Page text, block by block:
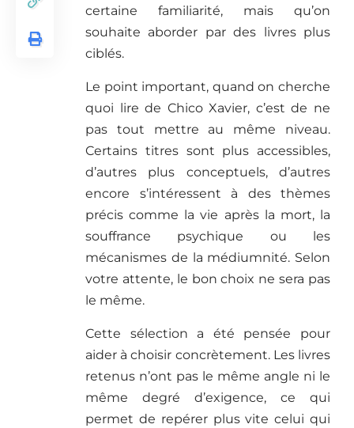
certaine familiarité, mais qu’on
souhaite aborder par des livres plus
ciblés.
Le point important, quand on cherche
quoi lire de Chico Xavier, c’est de ne
pas tout mettre au même niveau.
Certains titres sont plus accessibles,
d’autres plus conceptuels, d’autres
encore s’intéressent à des thèmes
précis comme la vie après la mort, la
souffrance psychique ou les
mécanismes de la médiumnité. Selon
votre attente, le bon choix ne sera pas
le même.
Cette sélection a été pensée pour
aider à choisir concrètement. Les livres
retenus n’ont pas le même angle ni le
même degré d’exigence, ce qui
permet de repérer plus vite celui qui